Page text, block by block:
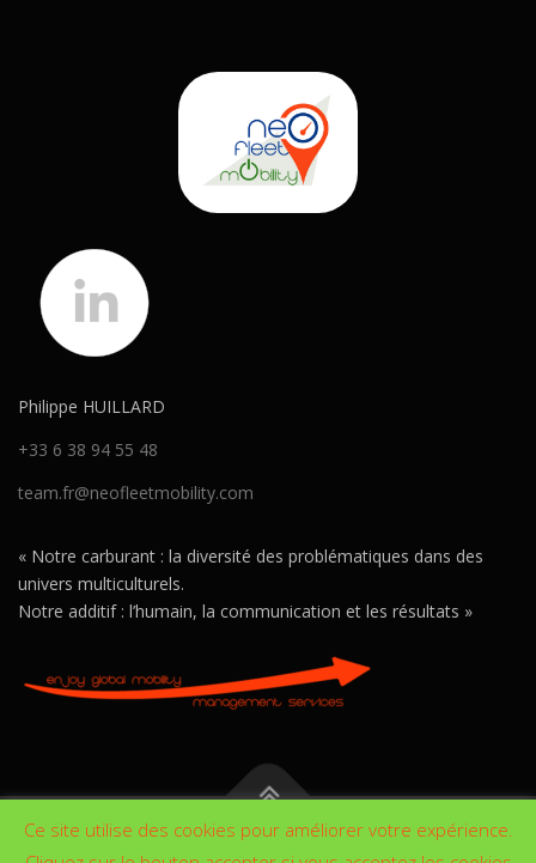
Philippe HUILLARD
+33 6 38 94 55 48
team.fr@neofleetmobility.com
« Notre carburant : la diversité des problématiques dans des
univers multiculturels.
Notre additif : l’humain, la communication et les résultats »
© neofleetmobility 2026 By 3wcrea Mentions légales et
Ce site utilise des cookies pour améliorer votre expérience.